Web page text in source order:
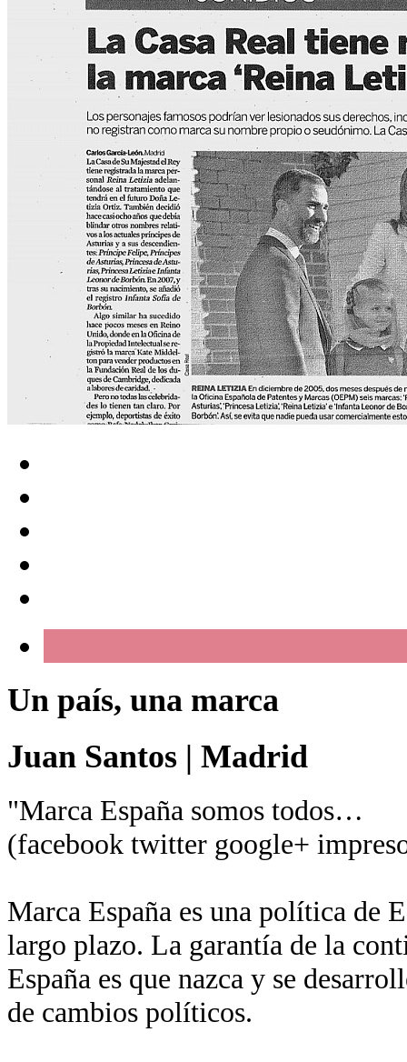
Un país, una marca
Juan Santos | Madrid
"Marca España somos todos…
(facebook twitter google+
Marca España es una política de
largo plazo. La garantía de la
España es que nazca y se
de cambios políticos.